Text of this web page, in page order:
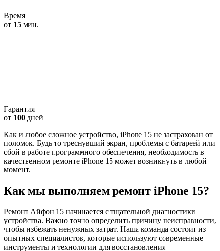
Время
от 15 мин.
Гарантия
от 100 дней
Как и любое сложное устройство, iPhone 15 не застрахован от
поломок. Будь то треснувший экран, проблемы с батареей или
сбой в работе программного обеспечения, необходимость в
качественном ремонте iPhone 15 может возникнуть в любой
момент.
Как мы выполняем ремонт iPhone 15?
Ремонт Айфон 15 начинается с тщательной диагностики
устройства. Важно точно определить причину неисправности,
чтобы избежать ненужных затрат. Наша команда состоит из
опытных специалистов, которые используют современные
инструменты и технологии для восстановления